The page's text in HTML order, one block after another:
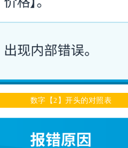
数字【2】开头的对照表